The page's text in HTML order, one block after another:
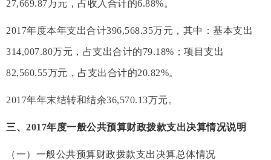
27,669.87万元，占收入合计的6.88%。
2017年度本年支出合计396,568.35万元，其中：基本支出
314,007.80万元，占支出合计的79.18%；项目支出
82,560.55万元，占支出合计的20.82%。
2017年年末结转和结余36,570.13万元。
三、2017年度一般公共预算财政拨款支出决算情况说明
（一）一般公共预算财政拨款支出决算总体情况